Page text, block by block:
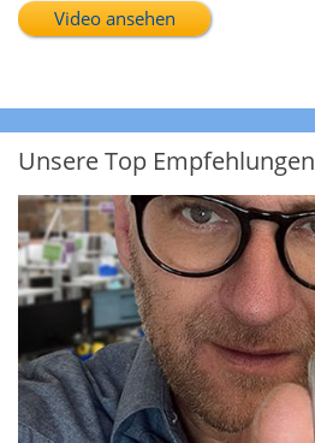
Video ansehen
Unsere Top Empfehlungen